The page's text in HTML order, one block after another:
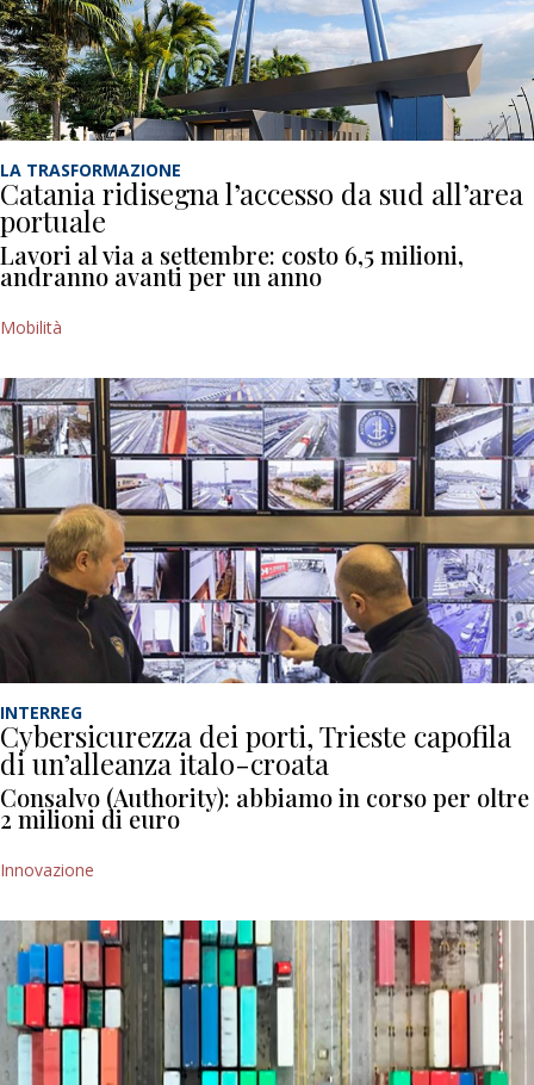
LA TRASFORMAZIONE
Catania ridisegna l’accesso da sud all’area
portuale
Lavori al via a settembre: costo 6,5 milioni,
andranno avanti per un anno
Mobilità
INTERREG
Cybersicurezza dei porti, Trieste capofila
di un’alleanza italo-croata
Consalvo (Authority): abbiamo in corso per oltre
2 milioni di euro
Innovazione